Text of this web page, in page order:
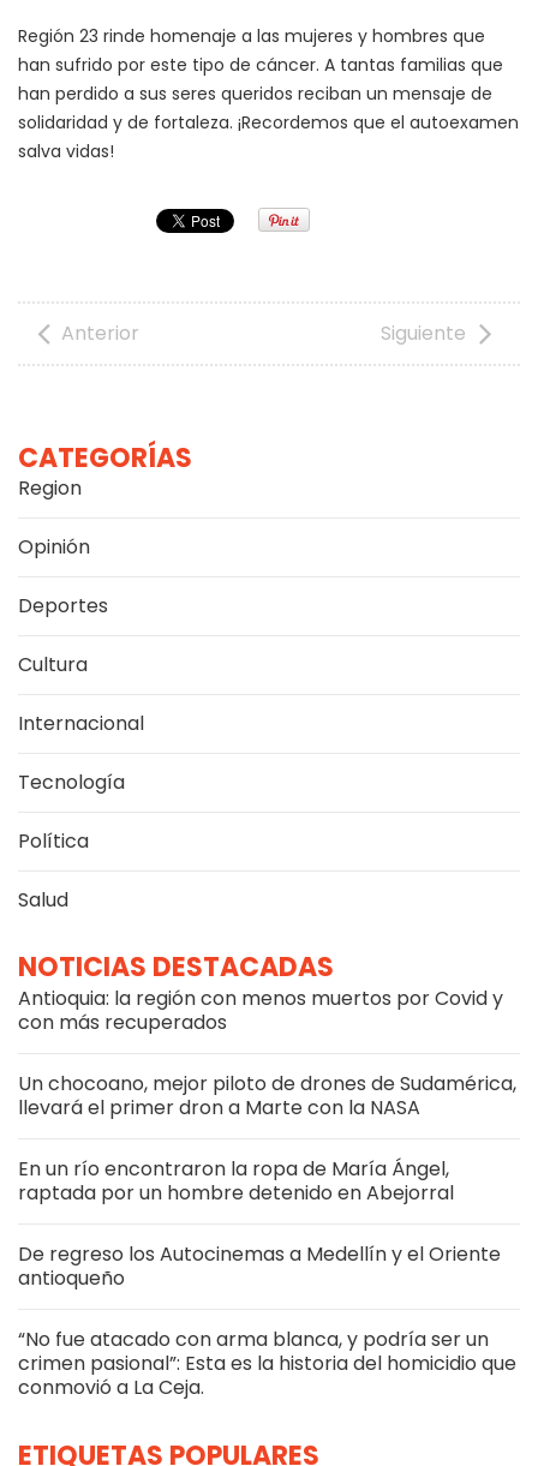
Región 23 rinde homenaje a las mujeres y hombres que
han sufrido por este tipo de cáncer. A tantas familias que
han perdido a sus seres queridos reciban un mensaje de
solidaridad y de fortaleza. ¡Recordemos que el autoexamen
salva vidas!
Anterior Siguiente
CATEGORÍAS
Region
Opinión
Deportes
Cultura
Internacional
Tecnología
Política
Salud
NOTICIAS DESTACADAS
Antioquia: la región con menos muertos por Covid y
con más recuperados
Un chocoano, mejor piloto de drones de Sudamérica,
llevará el primer dron a Marte con la NASA
En un río encontraron la ropa de María Ángel,
raptada por un hombre detenido en Abejorral
De regreso los Autocinemas a Medellín y el Oriente
antioqueño
“No fue atacado con arma blanca, y podría ser un
crimen pasional”: Esta es la historia del homicidio que
conmovió a La Ceja.
ETIQUETAS POPULARES